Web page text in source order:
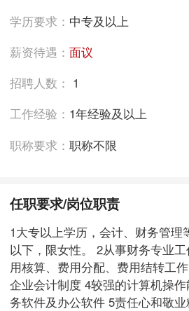
学历要求： 中专及以上
薪资待遇：面议
招聘人数： 1
工作经验： 1年经验及以上
职称要求：职称不限
任职要求/岗位职责
1大专以上学历，会计、财务管理
以下，限女性。 2从事财务专业
用核算、费用分配、费用结转工作
企业会计制度 4较强的计算机操
务软件及办公软件 5责任心和敬